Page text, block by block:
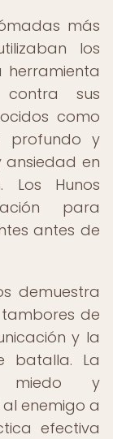
más
los
contra sus
como
profundo y
ansiedad en
Los Hunos
para
antes de
demuestra
de
y la
batalla. La
miedo y
enemigo a
efectiva